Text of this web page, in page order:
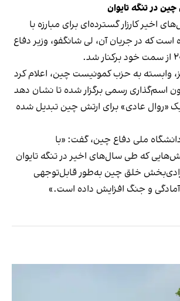
در تنگه تایوان
اخیر کارزار گسترده‌ای برای مبارزه با
است که در جریان آن، لی شانگفو، وزیر دفاع
وابسته به حزب کمونیست چین، اعلام کرد
اسم‌گذاری رسمی برگزار شده تا نشان دهد
«روال عادی» برای ارتش چین تبدیل شده
ملی دفاع چین، گفت: «با
که طی سال‌های اخیر در تنگه تایوان
خلق چین به‌طور قابل‌توجهی
آمادگی و جنگ افزایش داده است.»